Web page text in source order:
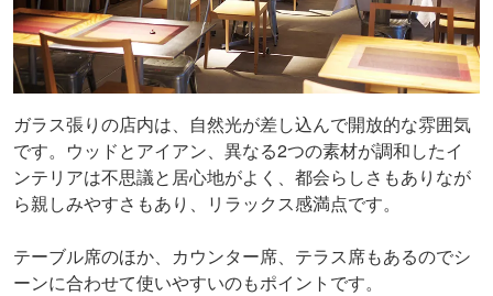
ガラス張りの店内は、自然光が差し込んで開放的な雰囲気
です。ウッドとアイアン、異なる2つの素材が調和したイ
ンテリアは不思議と居心地がよく、都会らしさもありなが
ら親しみやすさもあり、リラックス感満点です。
テーブル席のほか、カウンター席、テラス席もあるのでシ
ーンに合わせて使いやすいのもポイントです。